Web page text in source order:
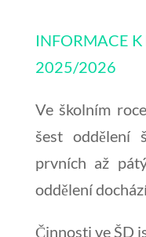
INFORMACE
2025/2026
Ve školním
šest oddělení
prvních až
oddělení
Činnosti ve ŠD